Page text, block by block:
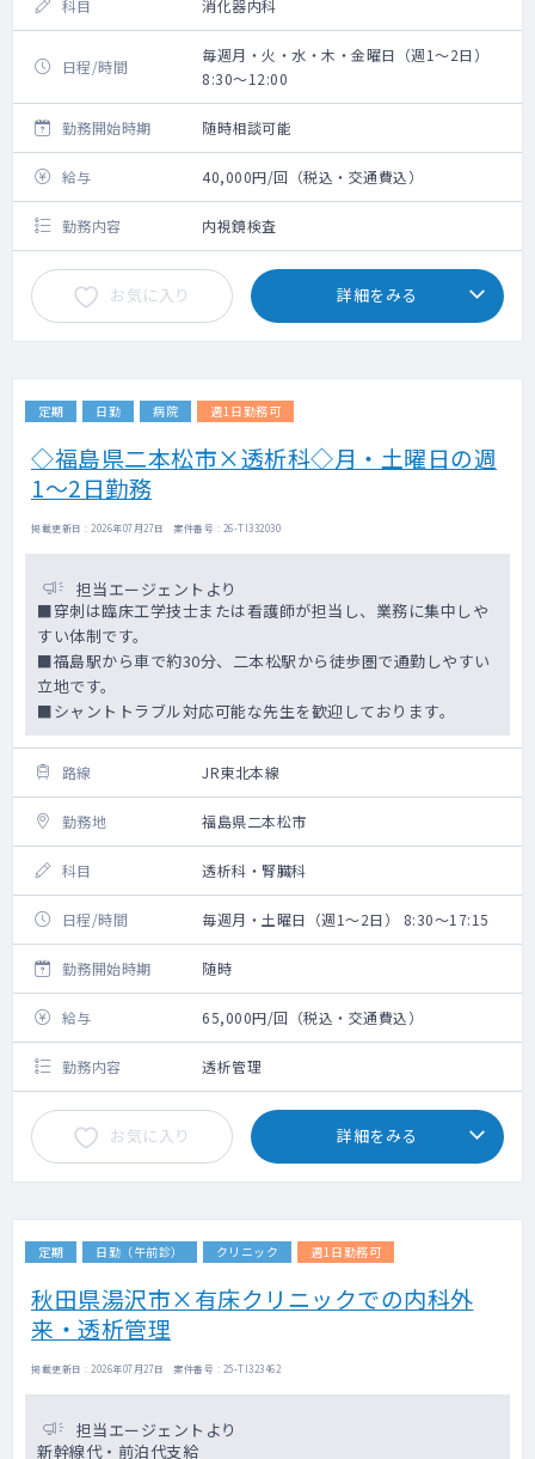
科目 消化器内科
日程/時間
毎週月・火・水・木・金曜日（週1～2日）
8:30～12:00
勤務開始時期 随時相談可能
給与 40,000円/回（税込・交通費込）
勤務内容 内視鏡検査
お気に入り 詳細をみる
定期 日勤 病院 週1日勤務可
◇福島県二本松市×透析科◇月・土曜日の週
1～2日勤務
掲載更新日 : 2026年07月27日 案件番号 : 26-TI332030
担当エージェントより
■穿刺は臨床工学技士または看護師が担当し、業務に集中しや
すい体制です。
■福島駅から車で約30分、二本松駅から徒歩圏で通勤しやすい
立地です。
■シャントトラブル対応可能な先生を歓迎しております。
路線 JR東北本線
勤務地 福島県二本松市
科目 透析科・腎臓科
日程/時間 毎週月・土曜日（週1～2日） 8:30～17:15
勤務開始時期 随時
給与 65,000円/回（税込・交通費込）
勤務内容 透析管理
お気に入り 詳細をみる
定期 日勤（午前診） クリニック 週1日勤務可
秋田県湯沢市×有床クリニックでの内科外
来・透析管理
掲載更新日 : 2026年07月27日 案件番号 : 25-TI323462
担当エージェントより
新幹線代・前泊代支給